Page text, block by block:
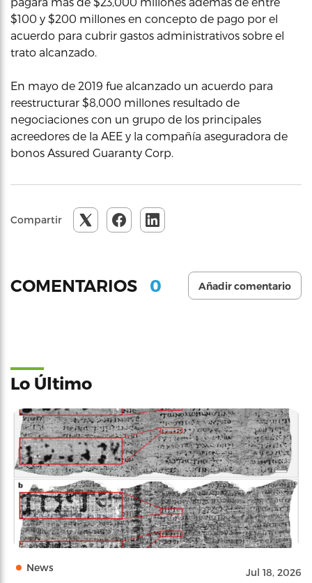
$100 y $200 millones en concepto de pago por el
acuerdo para cubrir gastos administrativos sobre el
trato alcanzado.
En mayo de 2019 fue alcanzado un acuerdo para
reestructurar $8,000 millones resultado de
negociaciones con un grupo de los principales
acreedores de la AEE y la compañía aseguradora de
bonos Assured Guaranty Corp.
Compartir
COMENTARIOS 0 Añadir comentario
Lo Último
News Jul 18, 2026